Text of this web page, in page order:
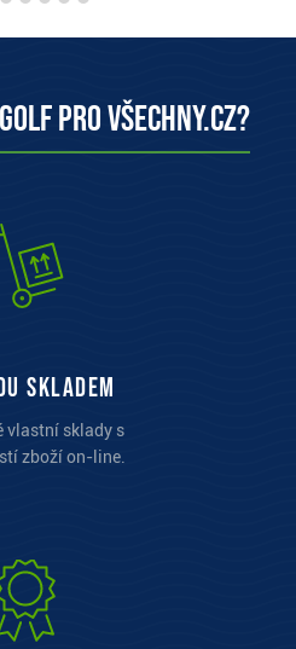
pro všechny.cz?
skladem
vlastní sklady s
zboží on-line.